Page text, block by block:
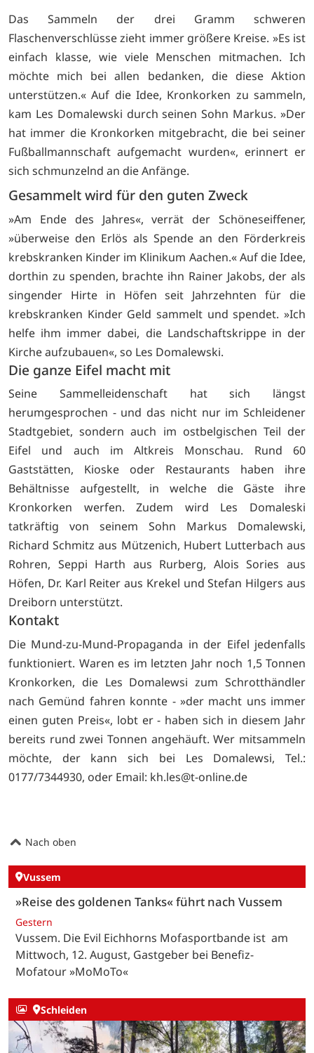
Das Sammeln der drei Gramm schweren
Flaschenverschlüsse zieht immer größere Kreise. »Es ist
einfach klasse, wie viele Menschen mitmachen. Ich
möchte mich bei allen bedanken, die diese Aktion
unterstützen.« Auf die Idee, Kronkorken zu sammeln,
kam Les Domalewski durch seinen Sohn Markus. »Der
hat immer die Kronkorken mitgebracht, die bei seiner
Fußballmannschaft aufgemacht wurden«, erinnert er
sich schmunzelnd an die Anfänge.
Gesammelt wird für den guten Zweck
»Am Ende des Jahres«, verrät der Schöneseiffener,
»überweise den Erlös als Spende an den Förderkreis
krebskranken Kinder im Klinikum Aachen.« Auf die Idee,
dorthin zu spenden, brachte ihn Rainer Jakobs, der als
singender Hirte in Höfen seit Jahrzehnten für die
krebskranken Kinder Geld sammelt und spendet. »Ich
helfe ihm immer dabei, die Landschaftskrippe in der
Kirche aufzubauen«, so Les Domalewski.
Die ganze Eifel macht mit
Seine Sammelleidenschaft hat sich längst
herumgesprochen - und das nicht nur im Schleidener
Stadtgebiet, sondern auch im ostbelgischen Teil der
Eifel und auch im Altkreis Monschau. Rund 60
Gaststätten, Kioske oder Restaurants haben ihre
Behältnisse aufgestellt, in welche die Gäste ihre
Kronkorken werfen. Zudem wird Les Domaleski
tatkräftig von seinem Sohn Markus Domalewski,
Richard Schmitz aus Mützenich, Hubert Lutterbach aus
Rohren, Seppi Harth aus Rurberg, Alois Sories aus
Höfen, Dr. Karl Reiter aus Krekel und Stefan Hilgers aus
Dreiborn unterstützt.
Kontakt
Die Mund-zu-Mund-Propaganda in der Eifel jedenfalls
funktioniert. Waren es im letzten Jahr noch 1,5 Tonnen
Kronkorken, die Les Domalewsi zum Schrotthändler
nach Gemünd fahren konnte - »der macht uns immer
einen guten Preis«, lobt er - haben sich in diesem Jahr
bereits rund zwei Tonnen angehäuft. Wer mitsammeln
möchte, der kann sich bei Les Domalewsi, Tel.:
0177/7344930, oder Email: kh.les@t-online.de
Nach oben
Vussem
»Reise des goldenen Tanks« führt nach Vussem
Gestern
Vussem. Die Evil Eichhorns Mofasportbande ist am
Mittwoch, 12. August, Gastgeber bei Benefiz-
Mofatour »MoMoTo«
Schleiden